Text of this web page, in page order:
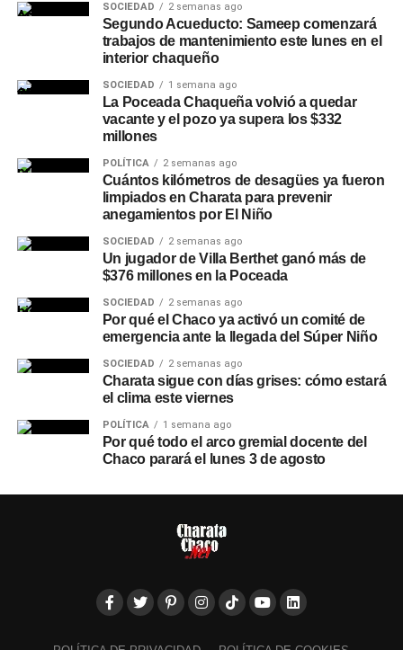
SOCIEDAD 2 semanas ago
Segundo Acueducto: Sameep comenzará
trabajos de mantenimiento este lunes en el
interior chaqueño
SOCIEDAD 1 semana ago
La Poceada Chaqueña volvió a quedar
vacante y el pozo ya supera los $332
millones
POLÍTICA 2 semanas ago
Cuántos kilómetros de desagües ya fueron
limpiados en Charata para prevenir
anegamientos por El Niño
SOCIEDAD 2 semanas ago
Un jugador de Villa Berthet ganó más de
$376 millones en la Poceada
SOCIEDAD 2 semanas ago
Por qué el Chaco ya activó un comité de
emergencia ante la llegada del Súper Niño
SOCIEDAD 2 semanas ago
Charata sigue con días grises: cómo estará
el clima este viernes
POLÍTICA 1 semana ago
Por qué todo el arco gremial docente del
Chaco parará el lunes 3 de agosto